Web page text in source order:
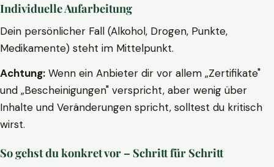
Individuelle Aufarbeitung
Dein persönlicher Fall (Alkohol, Drogen, Punkte,
Medikamente) steht im Mittelpunkt.
Achtung: Wenn ein Anbieter dir vor allem „Zertifikate"
und „Bescheinigungen" verspricht, aber wenig über
Inhalte und Veränderungen spricht, solltest du kritisch
wirst.
So gehst du konkret vor – Schritt für Schritt